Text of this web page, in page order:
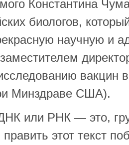
Константина
биологов,
научную и
вакцин
Минздраве США).
или РНК — это,
этот текст